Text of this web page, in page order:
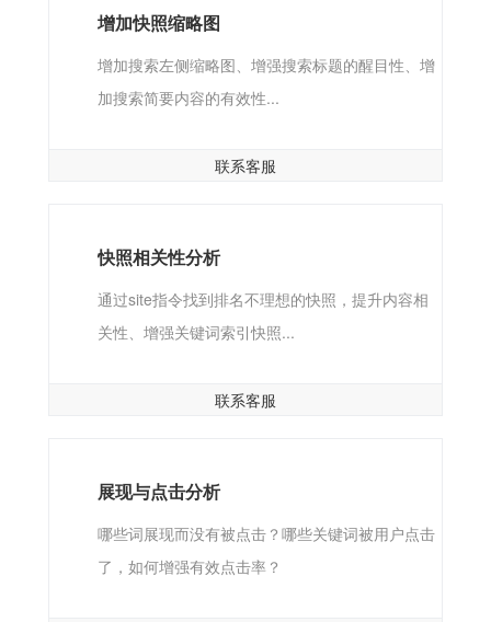
增加快照缩略图
增加搜索左侧缩略图、增强搜索标题的醒目性、增
加搜索简要内容的有效性...
联系客服
快照相关性分析
通过site指令找到排名不理想的快照，提升内容相
关性、增强关键词索引快照...
联系客服
展现与点击分析
哪些词展现而没有被点击？哪些关键词被用户点击
了，如何增强有效点击率？